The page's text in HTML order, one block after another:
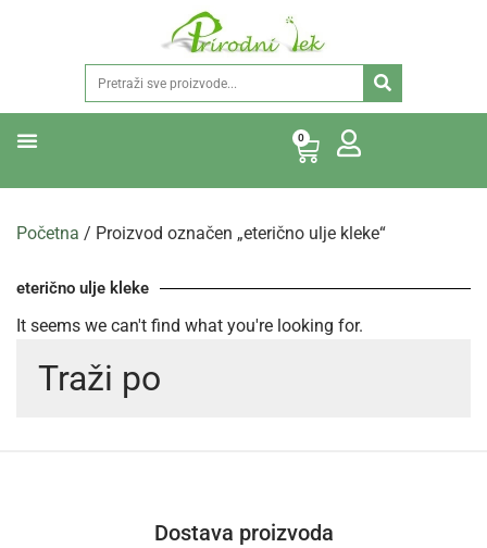
0
Traži po
Početna / Proizvod označen „eterično ulje kleke“
eterično ulje kleke
It seems we can't find what you're looking for.
Dostava proizvoda